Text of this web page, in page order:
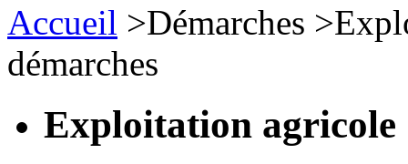
Accueil >Démarches >
démarches
Exploitation agricole